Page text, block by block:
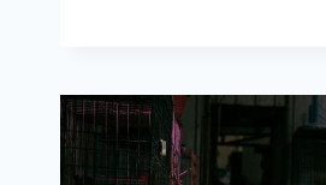
COÛTE
VRAIMENT
CETTE
RACE